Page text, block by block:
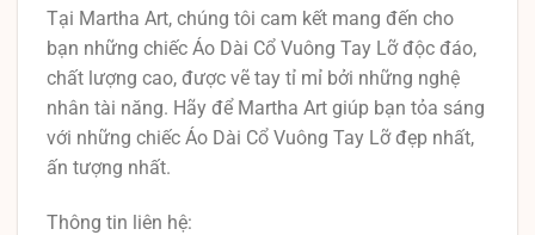
Tại Martha Art, chúng tôi cam kết mang đến cho
bạn những chiếc Áo Dài Cổ Vuông Tay Lỡ độc đáo,
chất lượng cao, được vẽ tay tỉ mỉ bởi những nghệ
nhân tài năng. Hãy để Martha Art giúp bạn tỏa sáng
với những chiếc Áo Dài Cổ Vuông Tay Lỡ đẹp nhất,
ấn tượng nhất.
Thông tin liên hệ: